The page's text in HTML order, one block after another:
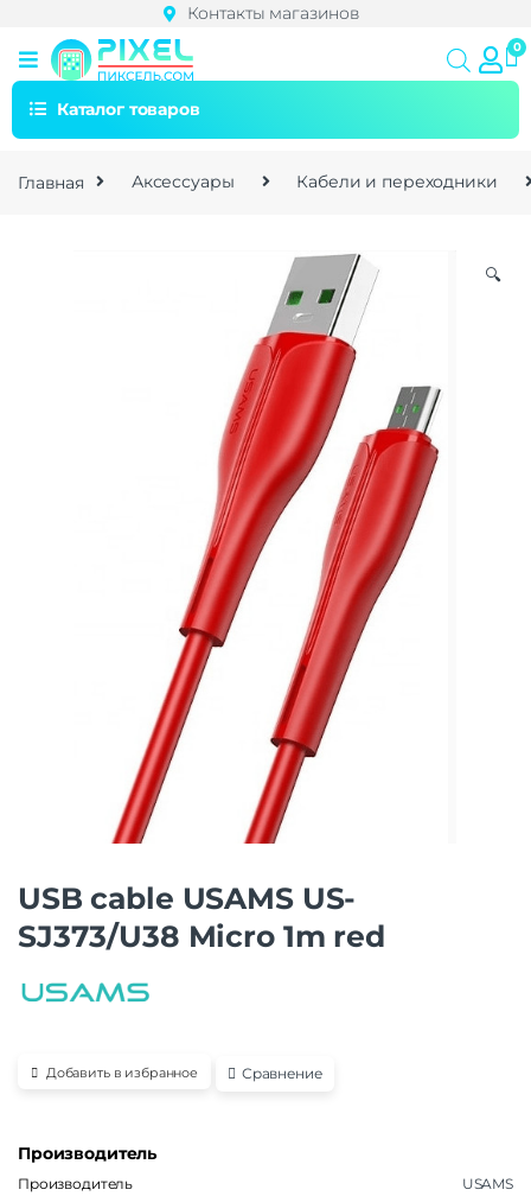
Контакты магазинов
Каталог товаров
Главная Аксессуары Кабели и переходники
🔍
USB cable USAMS US-
SJ373/U38 Micro 1m red
Добавить в избранное Сравнение
Производитель
Производитель USAMS